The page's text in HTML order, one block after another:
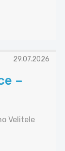
29.07.2026
–
Velitele